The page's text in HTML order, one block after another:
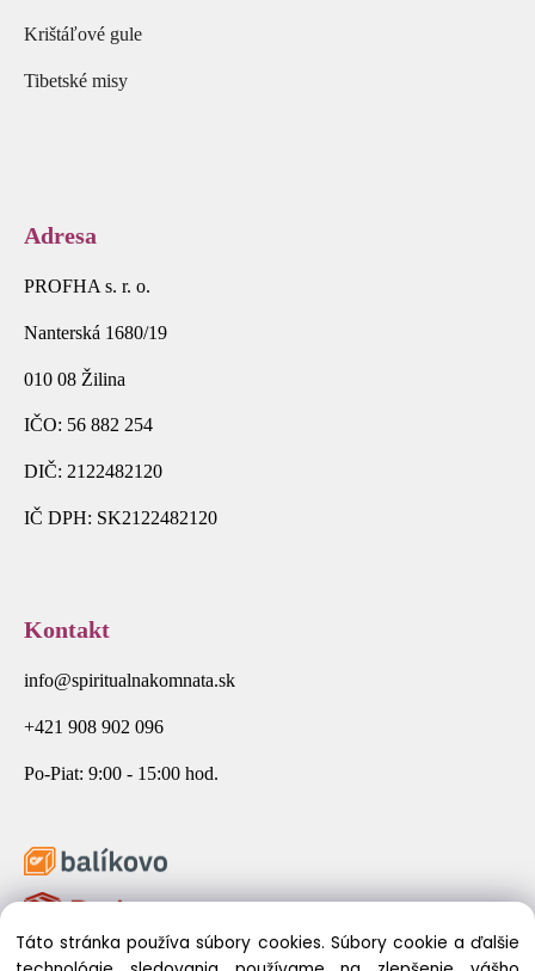
Krištáľové gule
Tibetské misy
Adresa
PROFHA s. r. o.
Nanterská 1680/19
010 08 Žilina
IČO: 56 882 254
DIČ: 2122482120
IČ DPH: SK2122482120
Kontakt
info@spiritualnakomnata.sk
+421 908 902 096
Po-Piat: 9:00 - 15:00 hod.
Táto stránka používa súbory cookies. Súbory cookie a ďalšie